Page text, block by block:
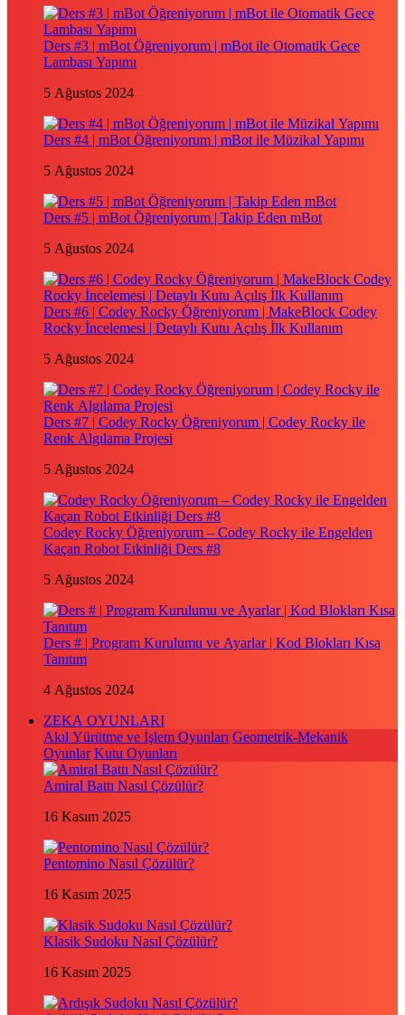
Ders #3 | mBot Öğreniyorum | mBot ile Otomatik Gece
Lambası Yapımı
5 Ağustos 2024
Ders #4 | mBot Öğreniyorum | mBot ile Müzikal Yapımı
5 Ağustos 2024
Ders #5 | mBot Öğreniyorum | Takip Eden mBot
5 Ağustos 2024
Ders #6 | Codey Rocky Öğreniyorum | MakeBlock Codey
Rocky İncelemesi | Detaylı Kutu Açılış İlk Kullanım
5 Ağustos 2024
Ders #7 | Codey Rocky Öğreniyorum | Codey Rocky ile
Renk Algılama Projesi
5 Ağustos 2024
Codey Rocky Öğreniyorum – Codey Rocky ile Engelden
Kaçan Robot Etkinliği Ders #8
5 Ağustos 2024
Ders # | Program Kurulumu ve Ayarlar | Kod Blokları Kısa
Tanıtım
4 Ağustos 2024
ZEKA OYUNLARI
Akıl Yürütme ve İşlem Oyunları Geometrik-Mekanik
Oyunlar Kutu Oyunları
Amiral Battı Nasıl Çözülür?
16 Kasım 2025
Pentomino Nasıl Çözülür?
16 Kasım 2025
Klasik Sudoku Nasıl Çözülür?
16 Kasım 2025